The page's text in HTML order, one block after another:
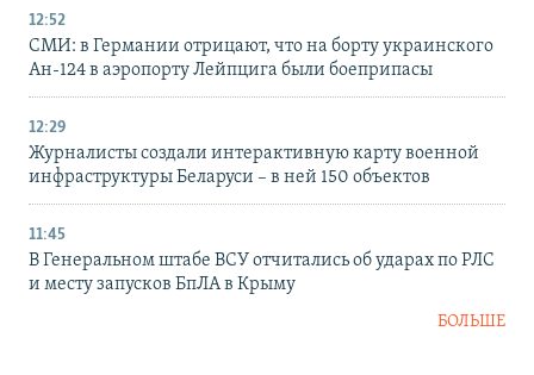
12:52
СМИ: в Германии отрицают, что на борту украинского
Ан-124 в аэропорту Лейпцига были боеприпасы
12:29
Журналисты создали интерактивную карту военной
инфраструктуры Беларуси – в ней 150 объектов
11:45
В Генеральном штабе ВСУ отчитались об ударах по РЛС
и месту запусков БпЛА в Крыму
БОЛЬШЕ